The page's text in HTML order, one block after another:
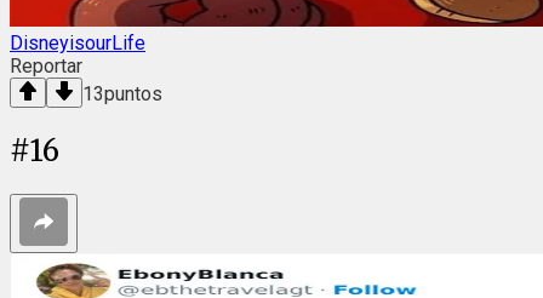
DisneyisourLife
Reportar
13puntos
#16